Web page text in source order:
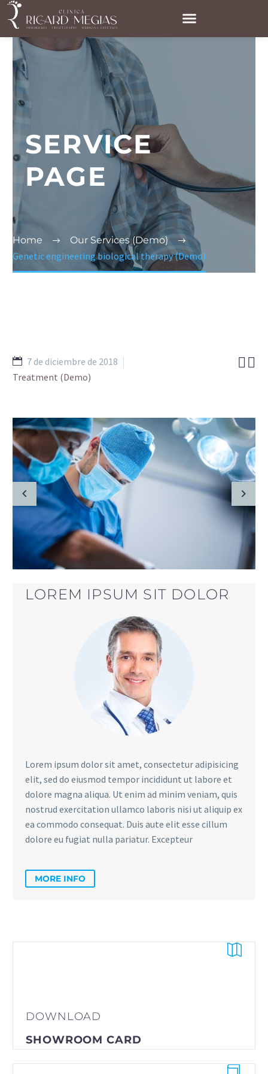
SERVICE
PAGE
Home Our Services (Demo)
Genetic engineering biological therapy (Demo)

7 de diciembre de 2018
Treatment (Demo)
LOREM IPSUM SIT DOLOR
Lorem ipsum dolor sit amet, consectetur adipisicing
elit, sed do eiusmod tempor incididunt ut labore et
dolore magna aliqua. Ut enim ad minim veniam, quis
nostrud exercitation ullamco laboris nisi ut aliquip ex
ea commodo consequat. Duis aute elit esse cillum
dolore eu fugiat nulla pariatur. Excepteur
MORE INFO


DOWNLOAD
SHOWROOM CARD